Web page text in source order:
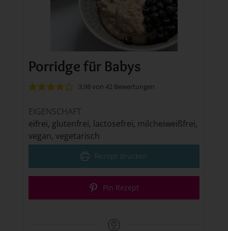
Porridge für Babys
3.98von 42Bewertungen
EIGENSCHAFT
eifrei, glutenfrei, lactosefrei, milcheiweißfrei,
vegan, vegetarisch
Rezept drucken
Pin Rezept